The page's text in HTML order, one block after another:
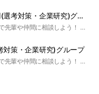
イルムビジネスイノベーシ
タ / リコー / GSアユサ /
住友電工） / セイコーエ
/ 日東電工 / オムロン / T
ルタ / ブラザー工業 / ボ
/ ミネベアミツミ / 日立
機械工業 / アルプスアル
/ キヤノンマーケティ
【武田薬品工業】就活用(選考対策・企業研究)グループ
聞きづらい質問もOK！匿名で先輩や仲間に相談しよう！ 就活サイトunistyleが運営する武田薬品工業の就活情報(選考対策/企業研究)共有グループです。 #就活 #武田薬品工業 #製薬業界 #インターンシップ #本選考 #unistyle #ユニスタイル #面接 #採用 #内定 #ES #エントリーシート #自己分析 #業界研究 #企業研究 #自己PR #ガクチカ #学生時代頑張ったこと #志何望動機 #webテスト #ウェブテスト #GD #グループディスカッション #グルディス #OB訪問 #企業選び #就活対策 #就活準備 #大手企業 #日系企業 ▼unistyleが運営する製薬のオプチャグループ▼ 武田薬品工業 / 大塚製薬 / 第一三共 / エーザイ / アステラス製薬 / 中外製薬 / 大日本住友製薬(住友ファーマ) / 協和キリン / 田辺三菱製薬 / 小野薬品工業 / ファイザー / アストラゼネカ / 大正製薬 / ロート製薬 / 小林製薬 / 塩野義製薬(シオノギ製薬) / アース製薬 / Meiji Seika ファルマ / BMS(ブリストルマイヤーズスクイブ) / 日本新薬 / ゼリア新薬工業 ▼武田薬品工業の企業研究はこちらから▼ https://x.gd/vsKTO
対策・企業研究)グループ
聞きづらい質問もOK！匿名で先輩や仲間に相談しよう！ 就活サイトunistyleが運営する日本製鉄の就活情報(選考対策/企業研究)共有グループです。 #就活 #日本製鉄 #鉄鋼業界 #インターンシップ #本選考 #unistyle #ユニスタイル #面接 #採用 #内定 #ES #エントリーシート #自己分析 #業界研究 #企業研究 #自己PR #ガクチカ #学生時代頑張ったこと #志何望動機 #webテスト #ウェブテスト #GD #グループディスカッション #グルディス #OB訪問 #企業選び #就活対策 #就活準備 #大手企業 #日系企業 ▼unistyleが運営する鉄鋼のオプチャグループ▼ 日本製鉄 / JFEスチール / 神戸製鋼所 / 住友金属鉱山 / JX金属 / 太平洋セメント / 日鉄エンジニアリング / 大平洋金属 / DOWAホールディングス / 古河電気興業（古河電工） / 三菱マテリアル / JICA（国際協力機構） ▼日本製鉄の企業研究はこちらから▼ https://x.gd/1DvgO